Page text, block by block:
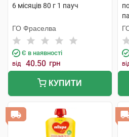
6 місяців 80 г 1 пауч
ГО Фраселва
Є в наявності
від 40.50 грн
КУПИТИ